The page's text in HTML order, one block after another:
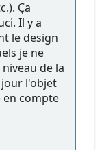
Ça
Il y a
le design
je ne
de la
jour l'objet
en compte